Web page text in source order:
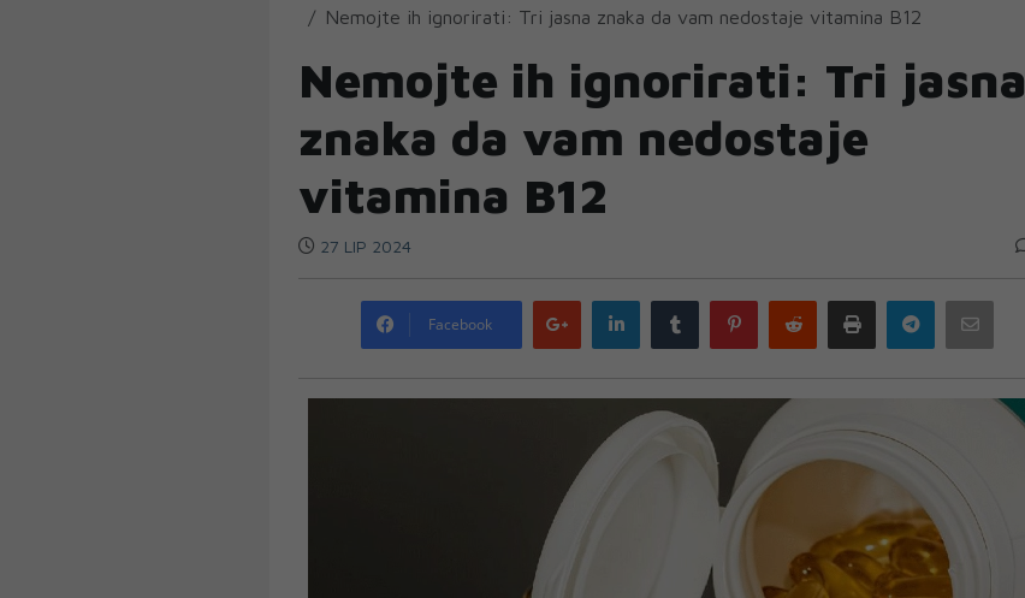
Nemojte ih ignorirati: Tri jasna znaka da vam nedostaje vitamina B12
Nemojte ih ignorirati: Tri jasna
znaka da vam nedostaje
vitamina B12
27 LIP 2024
Facebook
Google
plus
LinkedIn Tumblr PinterestReddit Print Telegram